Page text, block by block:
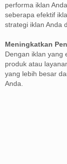
performa iklan
seberapa efektif
strategi iklan Anda
Meningkatkan
Dengan iklan yang
produk atau
yang lebih besar
Anda.